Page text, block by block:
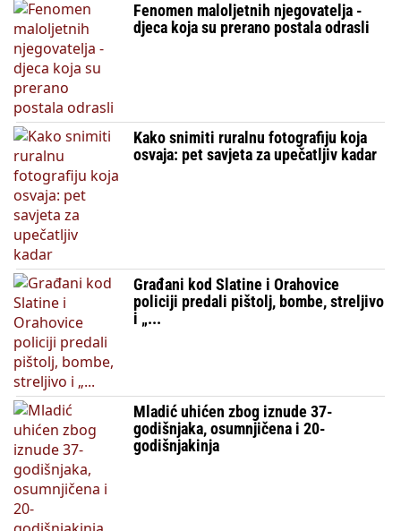
Fenomen maloljetnih njegovatelja -
djeca koja su prerano postala odrasli
Kako snimiti ruralnu fotografiju koja
osvaja: pet savjeta za upečatljiv kadar
Građani kod Slatine i Orahovice
policiji predali pištolj, bombe, streljivo
i „...
Mladić uhićen zbog iznude 37-
godišnjaka, osumnjičena i 20-
godišnjakinja